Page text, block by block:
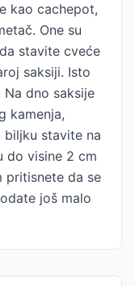
kao cachepot,
One su
stavite cveće
saksiji. Isto
dno saksije
kamenja,
biljku stavite na
do visine 2 cm
pritisnete da se
još malo